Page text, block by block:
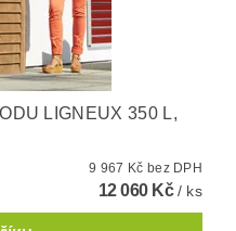
LIGNEUX 350 L,
9 967 Kč bez DPH
12 060 Kč/ ks